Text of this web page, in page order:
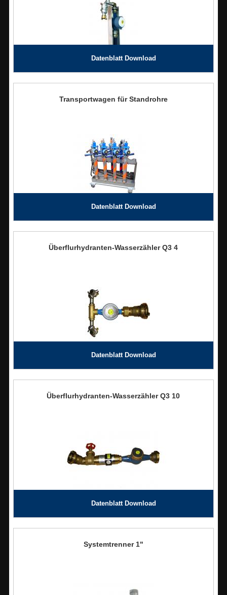
Datenblatt Download
Transportwagen für Standrohre
Datenblatt Download
Überflurhydranten-Wasserzähler Q3 4
Datenblatt Download
Überflurhydranten-Wasserzähler Q3 10
Datenblatt Download
Systemtrenner 1"